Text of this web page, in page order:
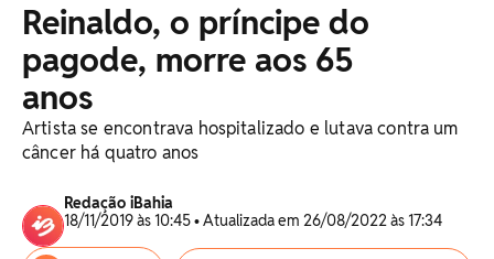
Reinaldo, o príncipe do
pagode, morre aos 65
anos
Artista se encontrava hospitalizado e lutava contra um
câncer há quatro anos
Redação iBahia
18/11/2019 às 10:45 • Atualizada em 26/08/2022 às 17:34